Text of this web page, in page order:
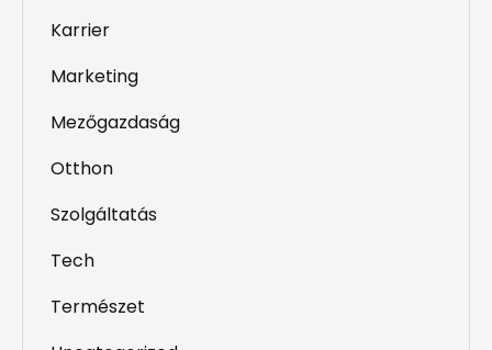
Karrier
Marketing
Mezőgazdaság
Otthon
Szolgáltatás
Tech
Természet